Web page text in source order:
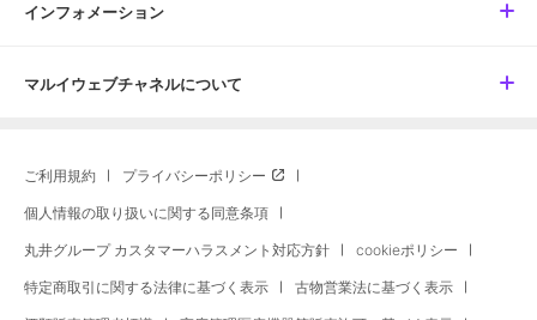
インフォメーション
マルイウェブチャネルについて
ご利用規約 プライバシーポリシー
個人情報の取り扱いに関する同意条項
丸井グループ カスタマーハラスメント対応方針 cookieポリシー
特定商取引に関する法律に基づく表示 古物営業法に基づく表示